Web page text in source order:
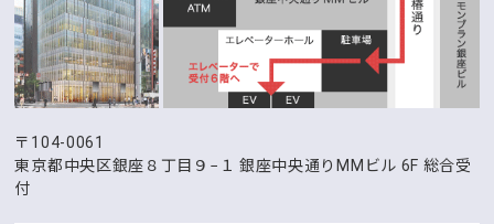
〒104-0061
東京都中央区銀座８丁目９−１ 銀座中央通りMMビル 6F 総合受
付